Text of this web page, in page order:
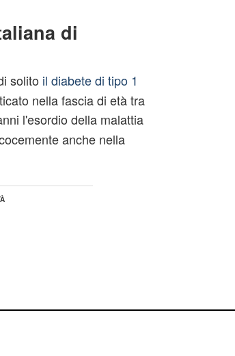
di
solito il diabete di tipo 1
nella fascia di età tra
l'esordio della malattia
anche nella